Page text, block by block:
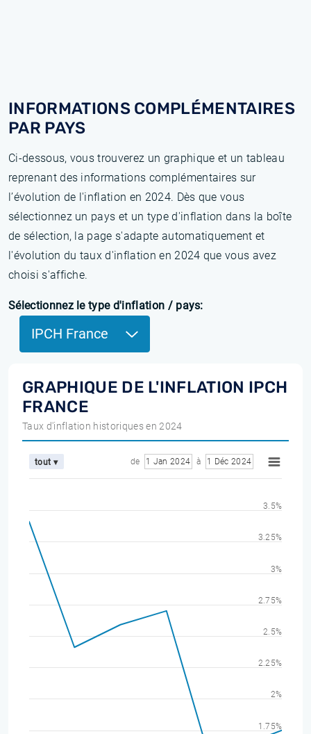
INFORMATIONS COMPLÉMENTAIRES
PAR PAYS
Ci-dessous, vous trouverez un graphique et un tableau
reprenant des informations complémentaires sur
l’évolution de l'inflation en 2024. Dès que vous
sélectionnez un pays et un type d'inflation dans la boîte
de sélection, la page s'adapte automatiquement et
l'évolution du taux d'inflation en 2024 que vous avez
choisi s'affiche.
Sélectionnez le type d'inflation / pays:
IPCH France
GRAPHIQUE DE L'INFLATION IPCH
FRANCE
Taux d'inflation historiques en 2024
tout ▾ de 1 Jan 2024 à 1 Déc 2024
1.75%
2%
2.25%
2.5%
2.75%
3%
3.25%
3.5%